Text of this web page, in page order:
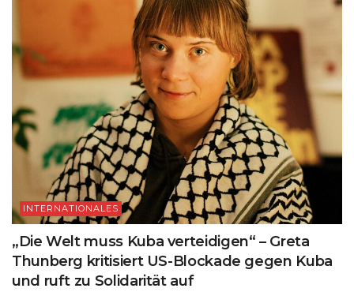
INTERNATIONALES
„Die Welt muss Kuba verteidigen“ – Greta
Thunberg kritisiert US-Blockade gegen Kuba
und ruft zu Solidarität auf